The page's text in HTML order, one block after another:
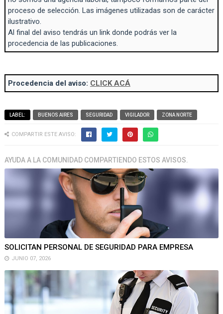
proceso de selección. Las imágenes utilizadas son de carácter
ilustrativo.
Al final del aviso tendrás un link donde podrás ver la
procedencia de las publicaciones.
Procedencia del aviso: CLICK ACÁ
LABEL: BUENOS AIRES SEGURIDAD VIGILADOR ZONA NORTE
COMPARTIR ESTE AVISO:
AYUDA A LA COMUNIDAD COMPARTIENDO ESTOS AVISOS.
SOLICITAN PERSONAL DE SEGURIDAD PARA EMPRESA
JUNIO 07, 2026